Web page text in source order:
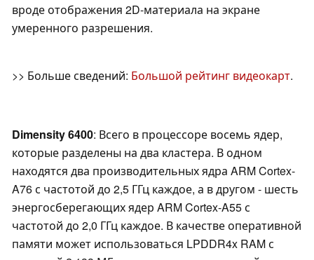
вроде отображения 2D-материала на экране
умеренного разрешения.
>> Больше сведений: Большой рейтинг видеокарт.
Dimensity 6400: Всего в процессоре восемь ядер,
которые разделены на два кластера. В одном
находятся два производительных ядра ARM Cortex-
A76 с частотой до 2,5 ГГц каждое, а в другом - шесть
энергосберегающих ядер ARM Cortex-A55 с
частотой до 2,0 ГГц каждое. В качестве оперативной
памяти может использоваться LPDDR4x RAM с